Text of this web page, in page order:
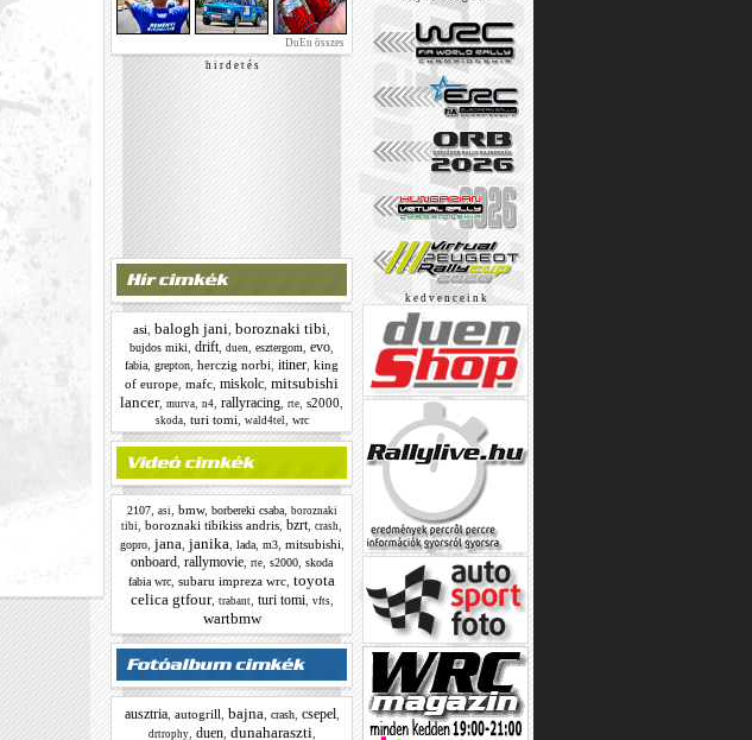
DuEn összes
h i r d e t é s
asi balogh jani boroznaki tibi
bujdos miki drift duen esztergom evo
fabia grepton herczig norbi itiner king
of europe mafc miskolc mitsubishi
lancer, murva n4 rallyracing rte s2000
skoda, turi tomi wald4tel wrc
2107, asi bmw, borbereki csaba, boroznaki
tibi boroznaki tibikiss andris bzrt crash
gopro, jana janika lada, m3, mitsubishi
onboard rallymovie rte s2000 skoda
fabia wrc subaru impreza wrc toyota
celica gtfour, trabant, turi tomi, vfts,
wartbmw
ausztria, autogrill bajna crash, csepel
drtrophy, duen, dunaharaszti
k e d v e n c e i n k